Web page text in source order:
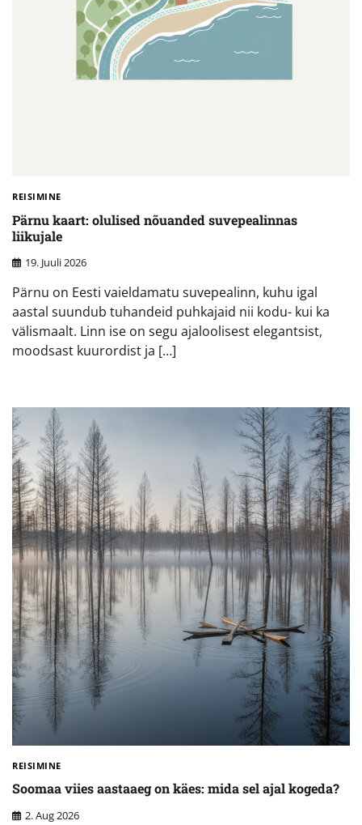
REISIMINE
Pärnu kaart: olulised nõuanded suvepealinnas
liikujale
19. Juuli 2026
Pärnu on Eesti vaieldamatu suvepealinn, kuhu igal
aastal suundub tuhandeid puhkajaid nii kodu- kui ka
välismaalt. Linn ise on segu ajaloolisest elegantsist,
moodsast kuurordist ja […]
REISIMINE
Soomaa viies aastaaeg on käes: mida sel ajal kogeda?
2. Aug 2026